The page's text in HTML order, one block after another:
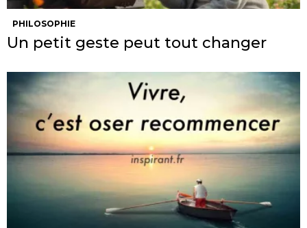
PHILOSOPHIE
Un petit geste peut tout changer